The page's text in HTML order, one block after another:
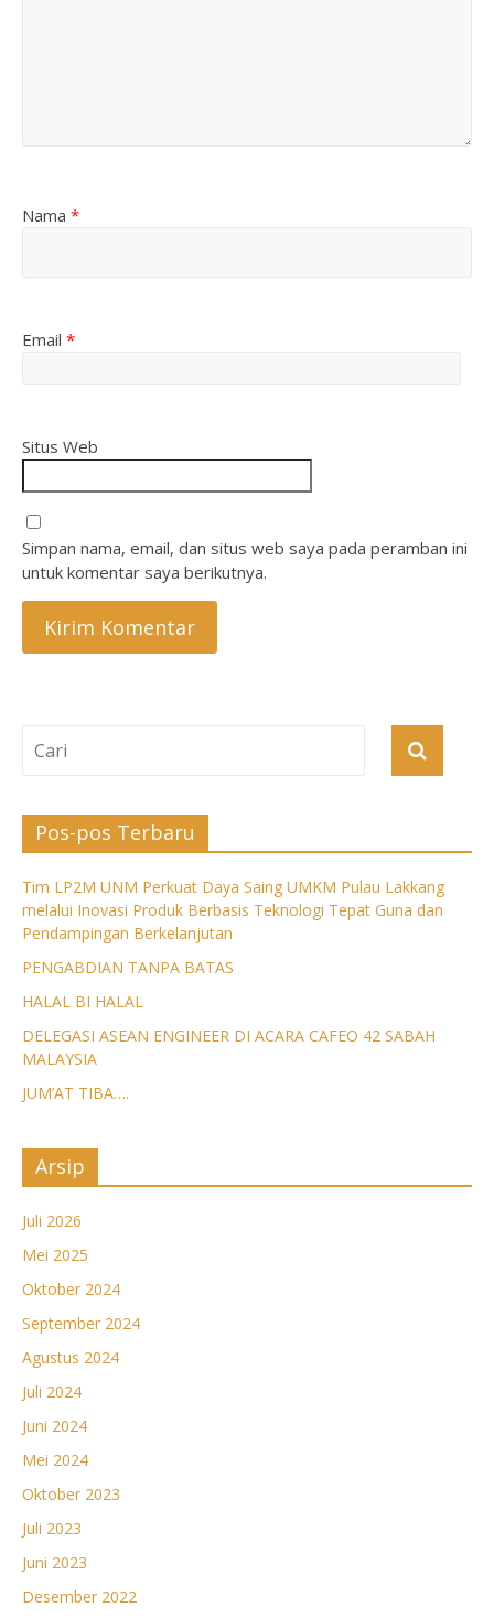
Nama *
Email *
Situs Web
Simpan nama, email, dan situs web saya pada peramban ini
untuk komentar saya berikutnya.
Pos-pos Terbaru
Tim LP2M UNM Perkuat Daya Saing UMKM Pulau Lakkang
melalui Inovasi Produk Berbasis Teknologi Tepat Guna dan
Pendampingan Berkelanjutan
PENGABDIAN TANPA BATAS
HALAL BI HALAL
DELEGASI ASEAN ENGINEER DI ACARA CAFEO 42 SABAH
MALAYSIA
JUM’AT TIBA….
Arsip
Juli 2026
Mei 2025
Oktober 2024
September 2024
Agustus 2024
Juli 2024
Juni 2024
Mei 2024
Oktober 2023
Juli 2023
Juni 2023
Desember 2022